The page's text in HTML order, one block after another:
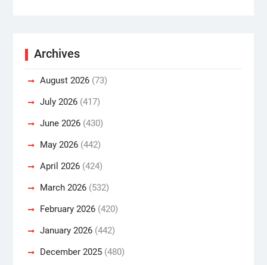
Archives
August 2026(73)
July 2026(417)
June 2026(430)
May 2026(442)
April 2026(424)
March 2026(532)
February 2026(420)
January 2026(442)
December 2025(480)